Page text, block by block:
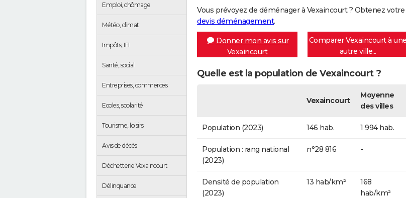
Emploi, chômage
Météo, climat
Impôts, IFI
Santé, social
Entreprises, commerces
Ecoles, scolarité
Tourisme, loisirs
Avis de décès
Déchetterie Vexaincourt
Délinquance
Vous prévoyez de déménager à Vexaincourt ? Obtenez votre
devis déménagement.
Donner mon avis sur
Vexaincourt
Comparer Vexaincourt à une
autre ville...
Quelle est la population de Vexaincourt ?
Vexaincourt
Moyenne
des villes
Population (2023) 146 hab. 1 994 hab.
Population : rang national
(2023)
n°28 816 -
Densité de population
(2023)
13 hab/km²
168
hab/km²